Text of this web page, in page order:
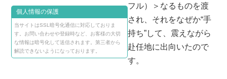
フル）＞なるものを渡
され、それをなぜか“手
持ち”して、震えながら
赴任地に出向いたので
す。
個人情報の保護
当サイトはSSL暗号化通信に対応しておりま
す。お問い合わせや登録時など、お客様の大切
な情報は暗号化して送信されます。第三者から
解読できないようになっております。